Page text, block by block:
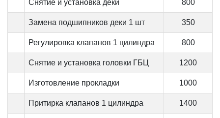
Снятие и установка деки 800
Замена подшипников деки 1 шт 350
Регулировка клапанов 1 цилиндра 800
Снятие и установка головки ГБЦ 1200
Изготовление прокладки 1000
Притирка клапанов 1 цилиндра 1400